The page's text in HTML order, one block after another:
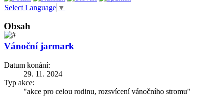
Select Language ▼
Obsah
Vánoční jarmark
Datum konání:
29. 11. 2024
Typ akce:
"akce pro celou rodinu, rozsvícení vánočního stromu"